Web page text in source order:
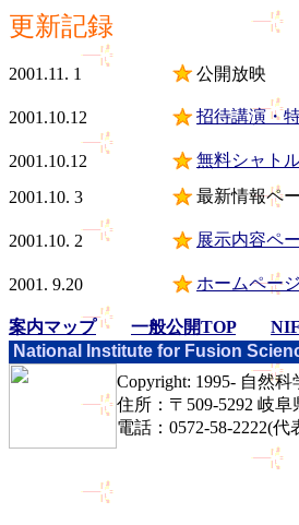
更新記録
2001.11. 1 公開放映
2001.10.12 招待講演・
2001.10.12
無料シャト
2001.10. 3
最新情報ペ
2001.10. 2 展示内容ペ
2001. 9.20 ホームペー
案内マップ 一般公開TOP
National Institute for Fusion
Copyright: 1995- 自然科
住所：〒509-5292 岐
電話：0572-58-2222(代